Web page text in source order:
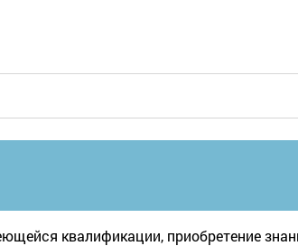
квалификации, приобретение